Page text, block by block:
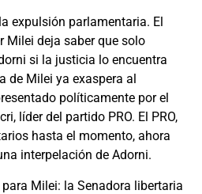
expulsión parlamentaria. El
Milei deja saber que solo
si la justicia lo encuentra
de Milei ya exaspera al
políticamente por el
líder del partido PRO. El PRO,
hasta el momento, ahora
interpelación de Adorni.
Milei: la Senadora libertaria